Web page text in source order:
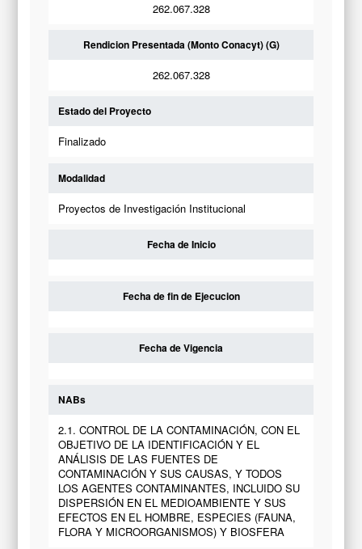
262.067.328
Rendicion Presentada (Monto Conacyt) (G)
262.067.328
Estado del Proyecto
Finalizado
Modalidad
Proyectos de Investigación Institucional
Fecha de Inicio
Fecha de fin de Ejecucion
Fecha de Vigencia
NABs
2.1. CONTROL DE LA CONTAMINACIÓN, CON EL
OBJETIVO DE LA IDENTIFICACIÓN Y EL
ANÁLISIS DE LAS FUENTES DE
CONTAMINACIÓN Y SUS CAUSAS, Y TODOS
LOS AGENTES CONTAMINANTES, INCLUIDO SU
DISPERSIÓN EN EL MEDIOAMBIENTE Y SUS
EFECTOS EN EL HOMBRE, ESPECIES (FAUNA,
FLORA Y MICROORGANISMOS) Y BIOSFERA